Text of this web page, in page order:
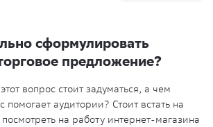
сформулировать
предложение?
вопрос стоит задуматься, а чем
аудитории? Стоит встать на
на работу интернет-магазина